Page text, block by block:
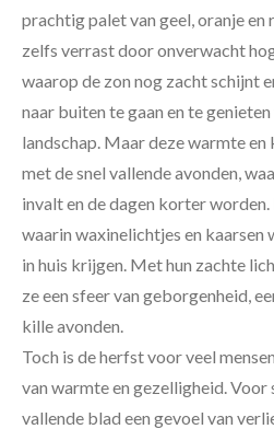
prachtig palet van geel, oranje en
zelfs verrast door onverwacht
waarop de zon nog zacht schijnt
naar buiten te gaan en te
landschap. Maar deze warmte
met de snel vallende avonden,
invalt en de dagen korter
waarin waxinelichtjes en kaarsen
in huis krijgen. Met hun zachte
ze een sfeer van geborgenheid,
kille avonden.
Toch is de herfst voor veel
van warmte en gezelligheid.
vallende blad een gevoel van